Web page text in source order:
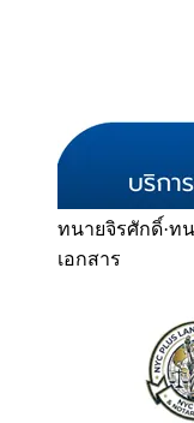
ทนายจิรศักดิ์·ท
เอกสาร